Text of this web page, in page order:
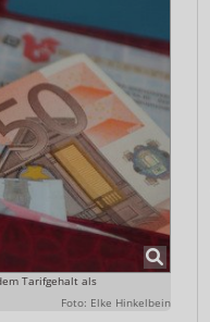
Tarifgehalt als
Foto: Elke Hinkelbein